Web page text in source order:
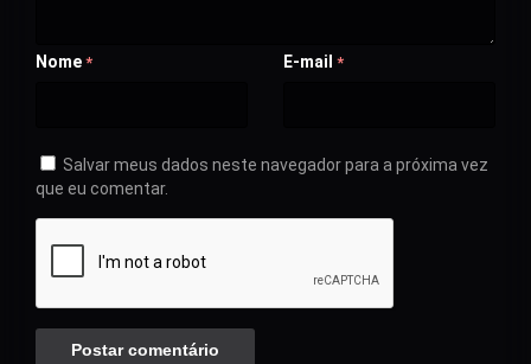
Nome * E-mail *
Salvar meus dados neste navegador para a próxima vez
que eu comentar.